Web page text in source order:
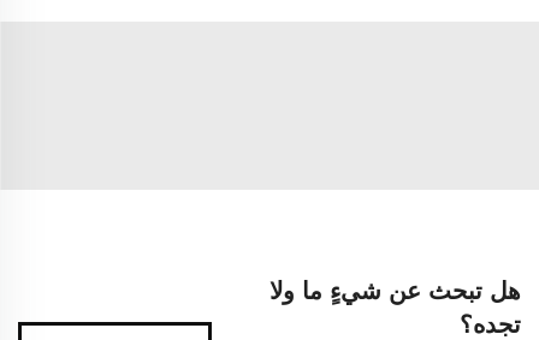
هل تبحث عن شيءٍ ما ولا
تجده؟